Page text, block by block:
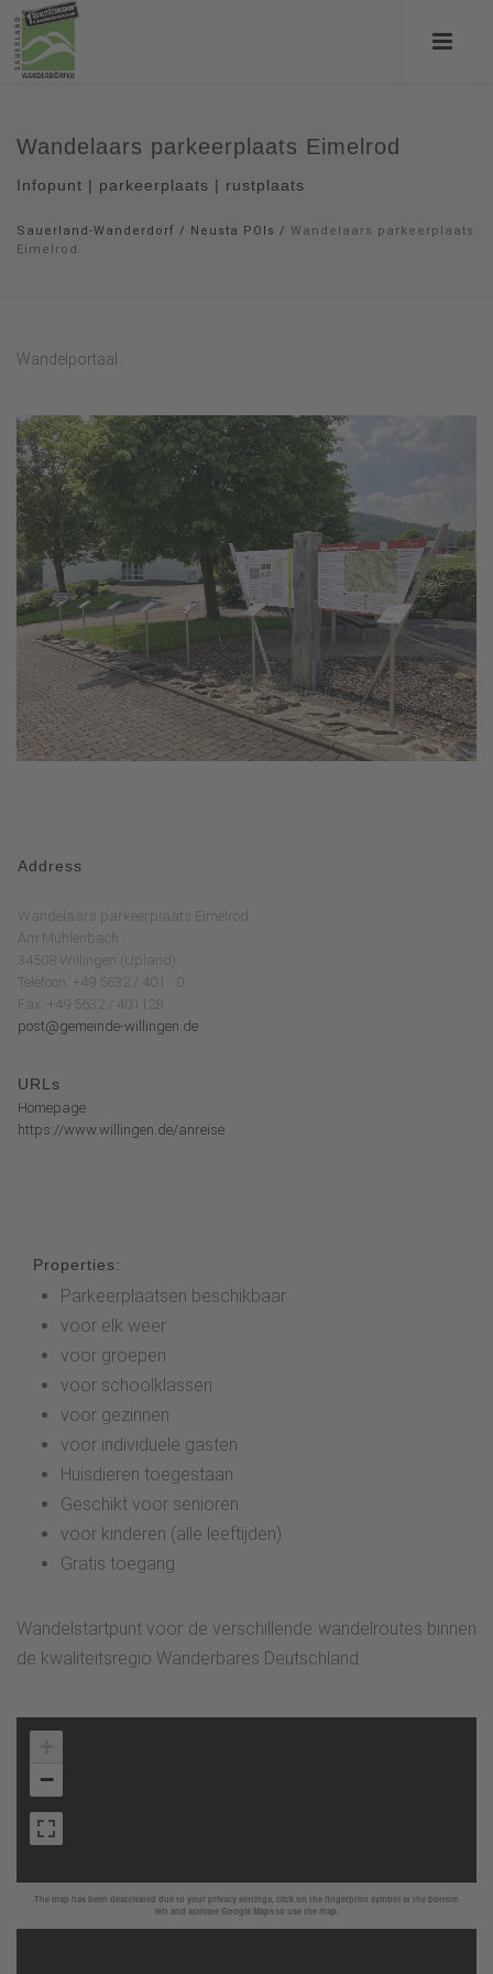
Wandelaars parkeerplaats Eimelrod
Infopunt | parkeerplaats | rustplaats
Sauerland-Wanderdorf / Neusta POIs / Wandelaars parkeerplaats
Eimelrod
Wandelportaal
Address
Wandelaars parkeerplaats Eimelrod
Am Mühlenbach
34508 Willingen (Upland)
Telefoon: +49 5632 / 401 - 0
Fax: +49 5632 / 401128
post@gemeinde-willingen.de
URLs
Homepage
https://www.willingen.de/anreise
Properties:
Parkeerplaatsen beschikbaar
voor elk weer
voor groepen
voor schoolklassen
voor gezinnen
voor individuele gasten
Huisdieren toegestaan
Geschikt voor senioren
voor kinderen (alle leeftijden)
Gratis toegang
Wandelstartpunt voor de verschillende wandelroutes binnen
de kwaliteitsregio Wanderbares Deutschland.
The map has been deactivated due to your privacy settings, click on the fingerprint symbol at the bottom
left and activate Google Maps to use the map.
−